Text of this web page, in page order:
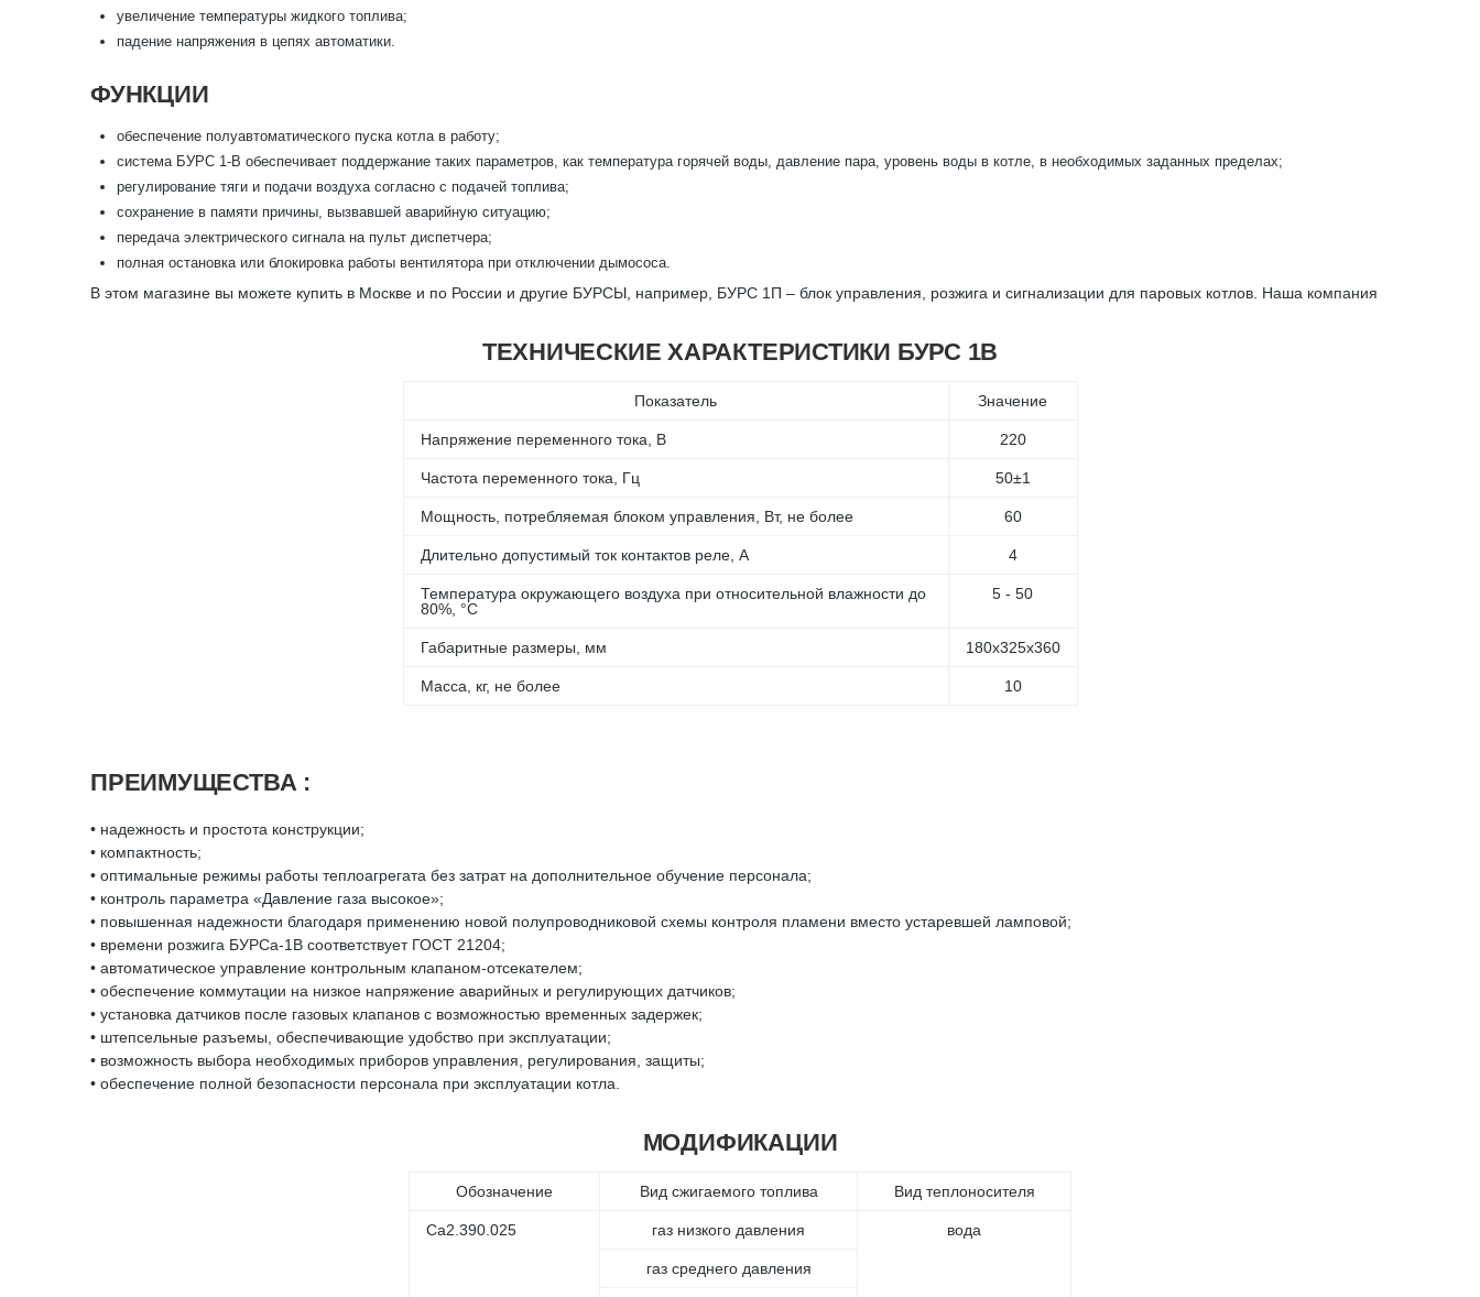
увеличение температуры жидкого топлива;
падение напряжения в цепях автоматики.
ФУНКЦИИ
обеспечение полуавтоматического пуска котла в работу;
система БУРС 1-В обеспечивает поддержание таких параметров, как температура горячей воды, давление пара, уровень воды в котле, в необходимых заданных пределах;
регулирование тяги и подачи воздуха согласно с подачей топлива;
сохранение в памяти причины, вызвавшей аварийную ситуацию;
передача электрического сигнала на пульт диспетчера;
полная остановка или блокировка работы вентилятора при отключении дымососа.
В этом магазине вы можете купить в Москве и по России и другие БУРСЫ, например, БУРС 1П – блок управления, розжига и сигнализации для паровых котлов. Наша компания
ТЕХНИЧЕСКИЕ ХАРАКТЕРИСТИКИ БУРС 1В
Показатель Значение
Напряжение переменного тока, В 220
Частота переменного тока, Гц 50±1
Мощность, потребляемая блоком управления, Вт, не более 60
Длительно допустимый ток контактов реле, А 4
Температура окружающего воздуха при относительной влажности до
80%, °С
5 - 50
Габаритные размеры, мм 180x325x360
Масса, кг, не более 10
ПРЕИМУЩЕСТВА :
• надежность и простота конструкции;
• компактность;
• оптимальные режимы работы теплоагрегата без затрат на дополнительное обучение персонала;
• контроль параметра «Давление газа высокое»;
• повышенная надежности благодаря применению новой полупроводниковой схемы контроля пламени вместо устаревшей ламповой;
• времени розжига БУРСа-1В соответствует ГОСТ 21204;
• автоматическое управление контрольным клапаном-отсекателем;
• обеспечение коммутации на низкое напряжение аварийных и регулирующих датчиков;
• установка датчиков после газовых клапанов с возможностью временных задержек;
• штепсельные разъемы, обеспечивающие удобство при эксплуатации;
• возможность выбора необходимых приборов управления, регулирования, защиты;
• обеспечение полной безопасности персонала при эксплуатации котла.
МОДИФИКАЦИИ
Обозначение Вид сжигаемого топлива Вид теплоносителя
Са2.390.025 газ низкого давления вода
газ среднего давления